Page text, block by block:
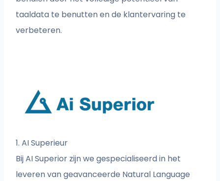
taaldata te benutten en de klantervaring te
verbeteren.
1. AI Superieur
Bij AI Superior zijn we gespecialiseerd in het
leveren van geavanceerde Natural Language